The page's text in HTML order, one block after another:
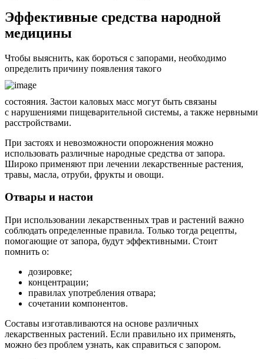
Эффективные средства народной
медицины
Чтобы выяснить, как бороться с запорами, необходимо
определить причину появления такого
состояния. Застои каловых масс могут быть связаны
с нарушениями пищеварительной системы, а также нервными
расстройствами.
При застоях и невозможности опорожнения можно
использовать различные народные средства от запора.
Широко применяют при лечении лекарственные растения,
травы, масла, отруби, фрукты и овощи.
Отвары и настои
При использовании лекарственных трав и растений важно
соблюдать определенные правила. Только тогда рецепты,
помогающие от запора, будут эффективными. Стоит
помнить о:
дозировке;
концентрации;
правилах употребления отвара;
сочетании компонентов.
Составы изготавливаются на основе различных
лекарственных растений. Если правильно их применять,
можно без проблем узнать, как справиться с запором.